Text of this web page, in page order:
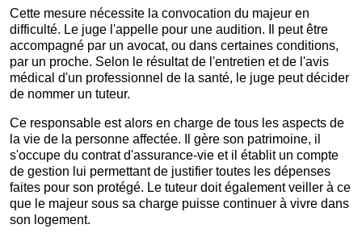
Cette mesure nécessite la convocation du majeur en
difficulté. Le juge l'appelle pour une audition. Il peut être
accompagné par un avocat, ou dans certaines conditions,
par un proche. Selon le résultat de l'entretien et de l'avis
médical d'un professionnel de la santé, le juge peut décider
de nommer un tuteur.
Ce responsable est alors en charge de tous les aspects de
la vie de la personne affectée. Il gère son patrimoine, il
s'occupe du contrat d'assurance-vie et il établit un compte
de gestion lui permettant de justifier toutes les dépenses
faites pour son protégé. Le tuteur doit également veiller à ce
que le majeur sous sa charge puisse continuer à vivre dans
son logement.